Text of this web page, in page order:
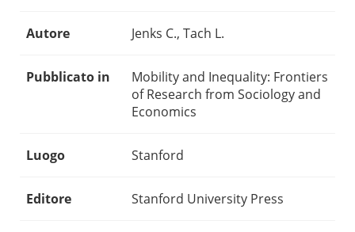
Autore Jenks C., Tach L.
Pubblicato in
Mobility and Inequality: Frontiers
of Research from Sociology and
Economics
Luogo Stanford
Editore Stanford University Press